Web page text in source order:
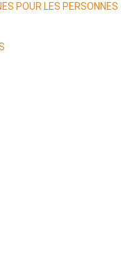
POUR LES PERSONNES